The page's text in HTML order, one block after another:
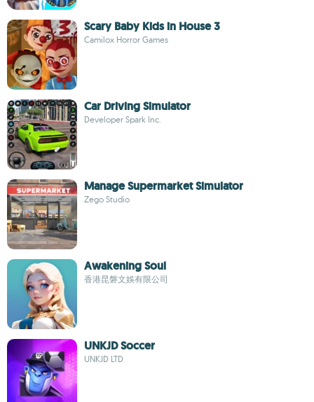
Scary Baby Kids in House 3
Camilox Horror Games
Car Driving Simulator
Developer Spark Inc.
Manage Supermarket Simulator
Zego Studio
Awakening Soul
香港昆磐文娛有限公司
UNKJD Soccer
UNKJD LTD